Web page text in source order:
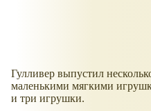
Гулливер выпустил
маленькими мягкими
и три игрушки.